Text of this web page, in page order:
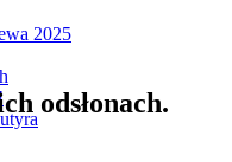
2025
odsłonach.